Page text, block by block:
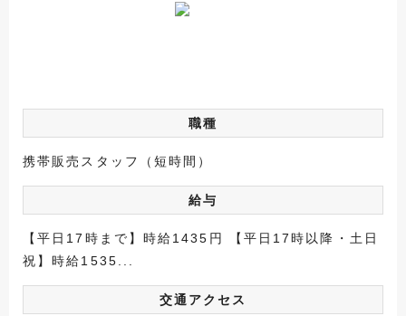
職種
携帯販売スタッフ（短時間）
給与
【平日17時まで】時給1435円 【平日17時以降・土日
祝】時給1535...
交通アクセス